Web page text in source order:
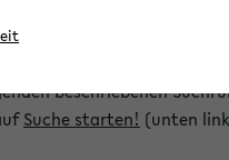
durchsuchen und
beschriebenen
Suche starten! (unten